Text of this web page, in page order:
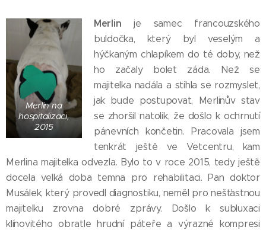
Merlin na
hospitalizaci,
2015
Merlin je samec francouzského
buldočka, který byl veselým a
hýčkaným chlapíkem do té doby, než
ho začaly bolet záda. Než se
majitelka nadála a stihla se rozmyslet,
jak bude postupovat, Merlinův stav
se zhoršil natolik, že došlo k ochrnutí
pánevních končetin. Pracovala jsem
tenkrát ještě ve Vetcentru, kam
Merlina majitelka odvezla. Bylo to v roce 2015, tedy ještě
docela velká doba temna pro rehabilitaci. Pan doktor
Musálek, který provedl diagnostiku, neměl pro nešťastnou
majitelku zrovna dobré zprávy. Došlo k subluxaci
klínovitého obratle hrudní páteře a výrazné kompresi